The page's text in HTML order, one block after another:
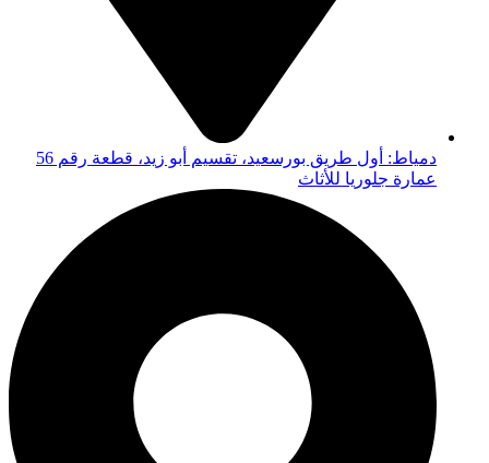
دمياط: أول طريق بورسعيد، تقسيم أبو زيد، قطعة رقم 56
عمارة جلوريا للأثاث